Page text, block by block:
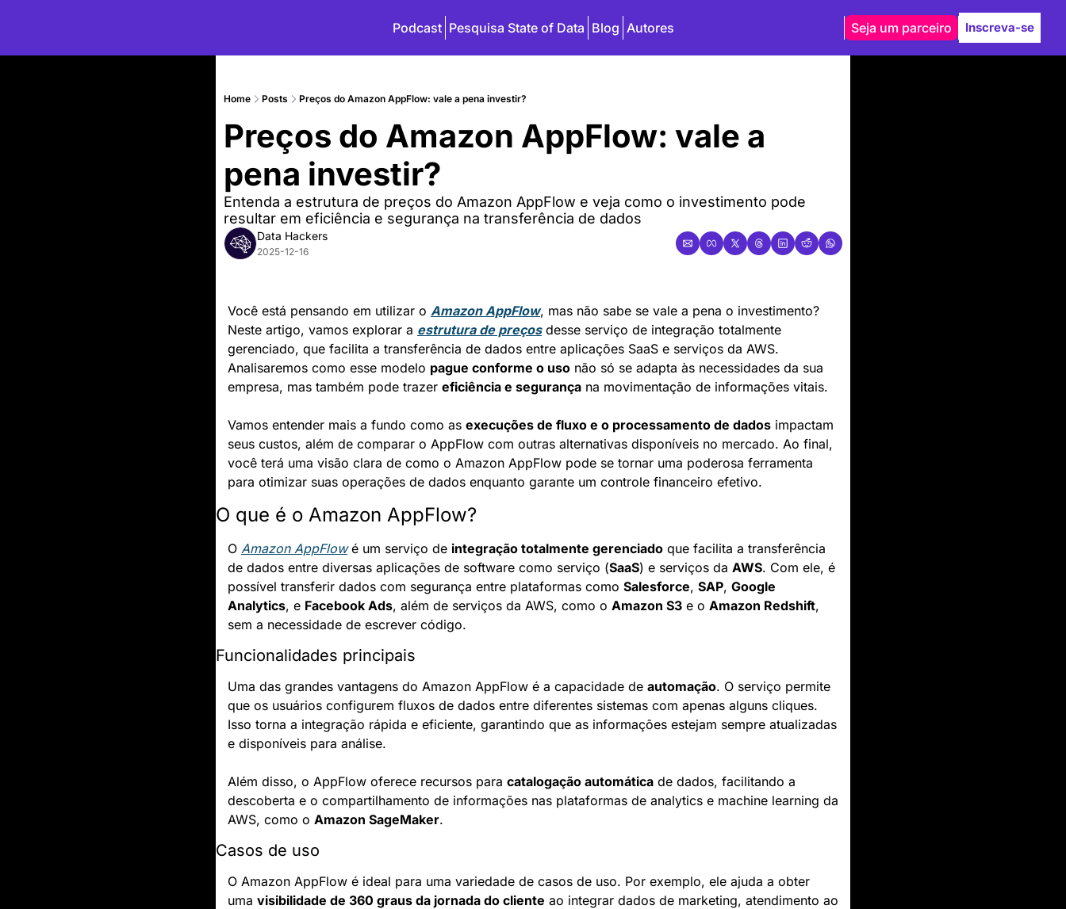
Podcast Pesquisa State of Data Blog Autores Seja um parceiro Inscreva-se
Home Posts Preços do Amazon AppFlow: vale a pena investir?
Preços do Amazon AppFlow: vale a
pena investir?
Entenda a estrutura de preços do Amazon AppFlow e veja como o investimento pode
resultar em eficiência e segurança na transferência de dados
Data Hackers
2025-12-16
Você está pensando em utilizar o Amazon AppFlow, mas não sabe se vale a pena o investimento?
Neste artigo, vamos explorar a estrutura de preços desse serviço de integração totalmente
gerenciado, que facilita a transferência de dados entre aplicações SaaS e serviços da AWS.
Analisaremos como esse modelo pague conforme o uso não só se adapta às necessidades da sua
empresa, mas também pode trazer eficiência e segurança na movimentação de informações vitais.
Vamos entender mais a fundo como as execuções de fluxo e o processamento de dados impactam
seus custos, além de comparar o AppFlow com outras alternativas disponíveis no mercado. Ao final,
você terá uma visão clara de como o Amazon AppFlow pode se tornar uma poderosa ferramenta
para otimizar suas operações de dados enquanto garante um controle financeiro efetivo.
O que é o Amazon AppFlow?
O Amazon AppFlow é um serviço de integração totalmente gerenciado que facilita a transferência
de dados entre diversas aplicações de software como serviço (SaaS) e serviços da AWS. Com ele, é
possível transferir dados com segurança entre plataformas como Salesforce, SAP, Google
Analytics, e Facebook Ads, além de serviços da AWS, como o Amazon S3 e o Amazon Redshift,
sem a necessidade de escrever código.
Funcionalidades principais
Uma das grandes vantagens do Amazon AppFlow é a capacidade de automação. O serviço permite
que os usuários configurem fluxos de dados entre diferentes sistemas com apenas alguns cliques.
Isso torna a integração rápida e eficiente, garantindo que as informações estejam sempre atualizadas
e disponíveis para análise.
Além disso, o AppFlow oferece recursos para catalogação automática de dados, facilitando a
descoberta e o compartilhamento de informações nas plataformas de analytics e machine learning da
AWS, como o Amazon SageMaker.
Casos de uso
O Amazon AppFlow é ideal para uma variedade de casos de uso. Por exemplo, ele ajuda a obter
uma visibilidade de 360 graus da jornada do cliente ao integrar dados de marketing, atendimento ao